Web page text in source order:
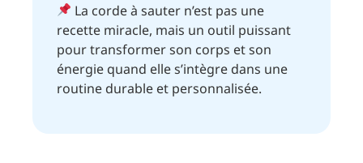
La corde à sauter n’est pas une
recette miracle, mais un outil puissant
pour transformer son corps et son
énergie quand elle s’intègre dans une
routine durable et personnalisée.